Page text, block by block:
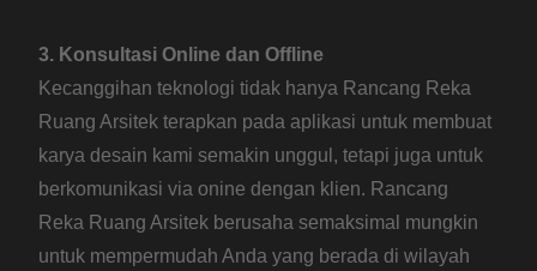
3. Konsultasi Online dan Offline
Kecanggihan teknologi tidak hanya Rancang Reka
Ruang Arsitek terapkan pada aplikasi untuk membuat
karya desain kami semakin unggul, tetapi juga untuk
berkomunikasi via onine dengan klien. Rancang
Reka Ruang Arsitek berusaha semaksimal mungkin
untuk mempermudah Anda yang berada di wilayah